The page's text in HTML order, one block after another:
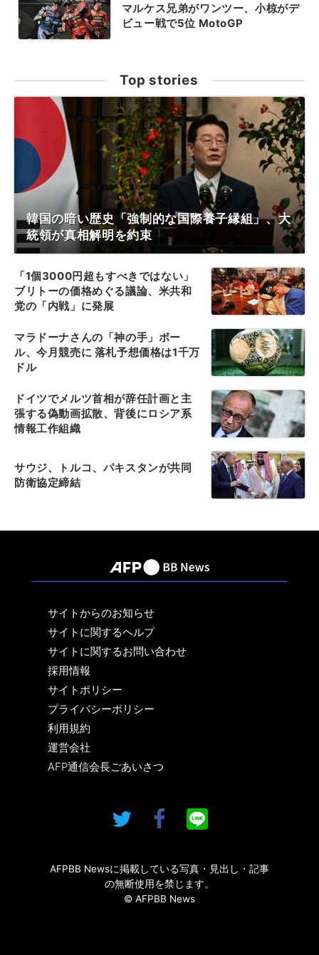
マルケス兄弟がワンツー、小椋がデ
ビュー戦で5位 MotoGP
Top stories
韓国の暗い歴史「強制的な国際養子縁組」、大
統領が真相解明を約束
「1個3000円超もすべきではない」
ブリトーの価格めぐる議論、米共和
党の「内戦」に発展
マラドーナさんの「神の手」ボー
ル、今月競売に 落札予想価格は1千万
ドル
ドイツでメルツ首相が辞任計画と主
張する偽動画拡散、背後にロシア系
情報工作組織
サウジ、トルコ、パキスタンが共同
防衛協定締結
サイトからのお知らせ
サイトに関するヘルプ
サイトに関するお問い合わせ
採用情報
サイトポリシー
プライバシーポリシー
利用規約
運営会社
AFP通信会長ごあいさつ
AFPBB Newsに掲載している写真・見出し・記事
の無断使用を禁じます。
© AFPBB News